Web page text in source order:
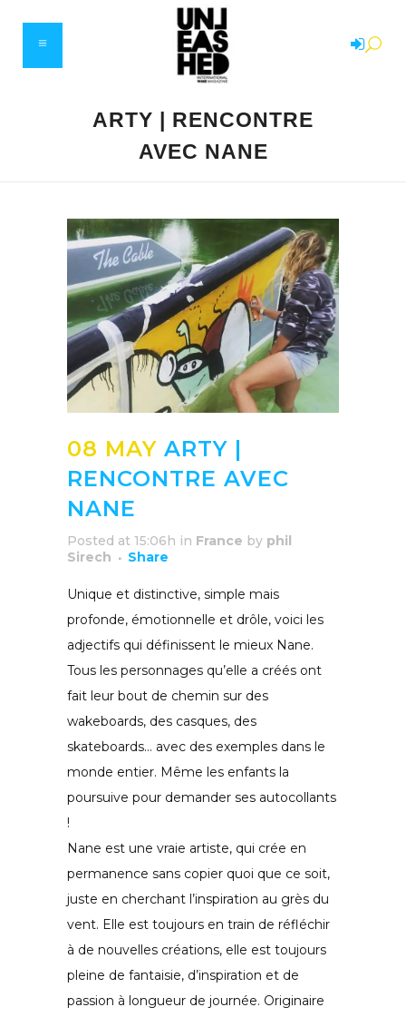
ARTY | RENCONTRE
AVEC NANE
08 MAY ARTY |
RENCONTRE AVEC
NANE
Posted at 15:06h in France by phil
Sirech
Share
Unique et distinctive, simple mais
profonde, émotionnelle et drôle, voici les
adjectifs qui définissent le mieux Nane.
Tous les personnages qu’elle a créés ont
fait leur bout de chemin sur des
wakeboards, des casques, des
skateboards… avec des exemples dans le
monde entier. Même les enfants la
poursuive pour demander ses autocollants
!
Nane est une vraie artiste, qui crée en
permanence sans copier quoi que ce soit,
juste en cherchant l’inspiration au grès du
vent. Elle est toujours en train de réfléchir
à de nouvelles créations, elle est toujours
pleine de fantaisie, d’inspiration et de
passion à longueur de journée. Originaire